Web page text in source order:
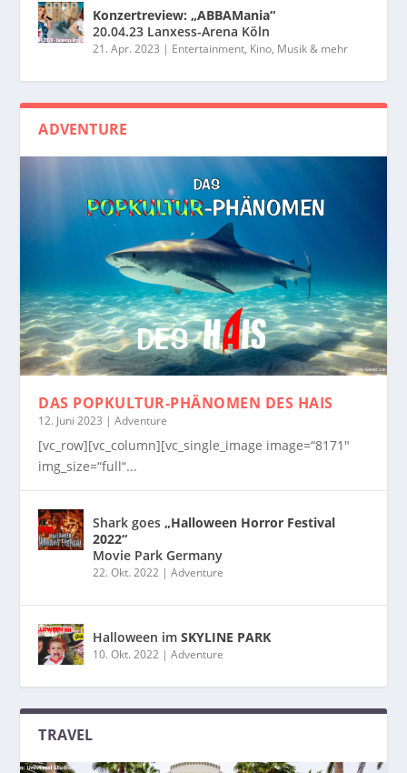
Konzertreview: „ABBAMania“
20.04.23 Lanxess-Arena Köln
21. Apr. 2023 | Entertainment, Kino, Musik & mehr
ADVENTURE
DAS POPKULTUR-PHÄNOMEN DES HAIS
12. Juni 2023 |Adventure
[vc_row][vc_column][vc_single_image image=“8171″
img_size=“full“...
Shark goes„Halloween Horror Festival
2022“
Movie Park Germany
22. Okt. 2022 |Adventure
Halloween imSKYLINE PARK
10. Okt. 2022 |Adventure
TRAVEL